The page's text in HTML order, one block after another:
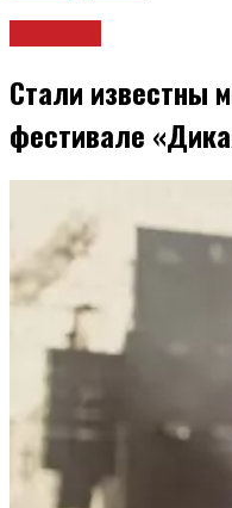
Стали известны
фестивале